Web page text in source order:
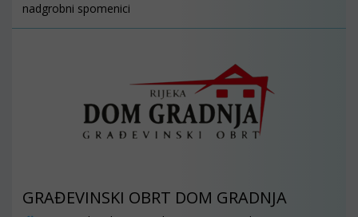
nadgrobni spomenici
GRAĐEVINSKI OBRT DOM GRADNJA